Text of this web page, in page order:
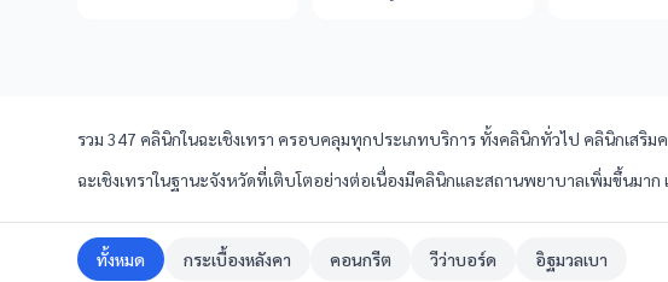
รวม 347 คลินิกในฉะเชิงเทรา ครอบคลุมทุกประเภทบริการ ทั้งคลินิกทั่วไป คลินิกเส
ฉะเชิงเทราในฐานะจังหวัดที่เติบโตอย่างต่อเนื่องมีคลินิกและสถานพยาบาลเพิ่มขึ้นมา
ทั้งหมด กระเบื้องหลังคา คอนกรีต วีว่าบอร์ด อิฐมวลเบา